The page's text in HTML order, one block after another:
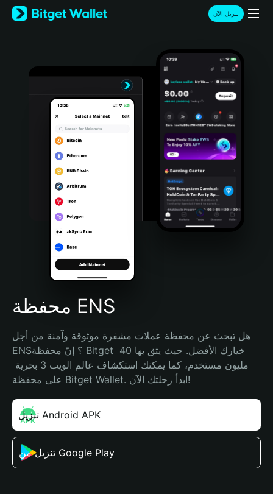
English
日本語
Türkçe
Português (Portugal)
Bahasa Indonesia
Português (Brasil)
Español (Argentina)
تنزيل الآن
محفظة ENS
هل تبحث عن محفظة عملات مشفرة موثوقة وآمنة من أجل
ENS؟ إنّ محفظة Bitget خيارك الأفضل. حيث يثق بها 40
على محفظة Bitget Wallet. ابدأ رحلتك الآن!
تنزيل Android APK
تنزيل من Google Play